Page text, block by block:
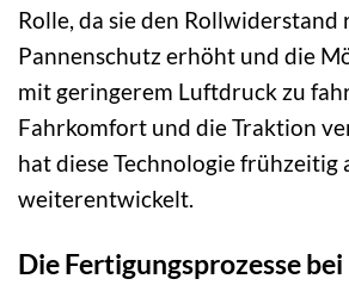
Rolle, da sie den Rollwiderstand
Pannenschutz erhöht und die
mit geringerem Luftdruck zu
Fahrkomfort und die Traktion
hat diese Technologie frühzeitig
weiterentwickelt.
Die Fertigungsprozesse